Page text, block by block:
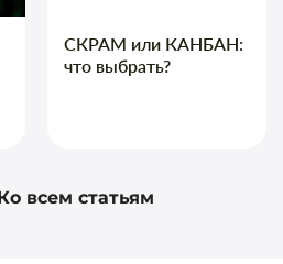
СКРАМ или КАНБАН:
что выбрать?
всем статьям